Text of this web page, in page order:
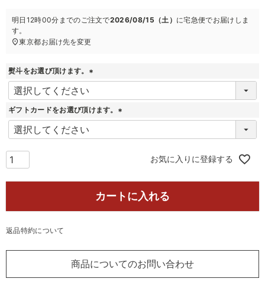
明日 12時00分 までのご注文で2026/08/15（土） に宅急便でお届けしま
す。
東京都お届け先を変更
熨斗をお選び頂けます。
(
必
須
)
ギフトカードをお選び頂けます。
(
お気に入りに登録する
カートに入れる
返品特約について
商品についてのお問い合わせ